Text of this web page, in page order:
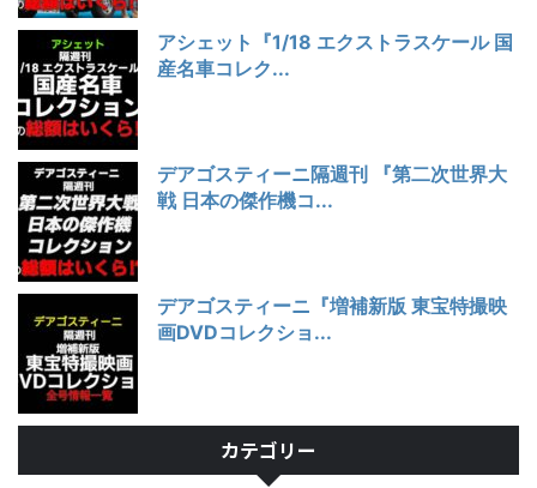
アシェット『1/18 エクストラスケール 国
産名車コレク...
デアゴスティーニ隔週刊 『第二次世界大
戦 日本の傑作機コ...
デアゴスティーニ『増補新版 東宝特撮映
画DVDコレクショ...
カテゴリー